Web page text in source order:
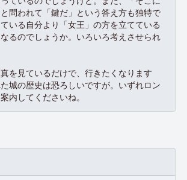
問われて「鍵だ」という答え方も独特で
いる自分より「女王」の方を立てている
るのでしょうか。いろいろ考えさせられ
を見ているだけで、行きたくなります
城の歴史は恐ろしいですが。いずれロン
内してくださいね。